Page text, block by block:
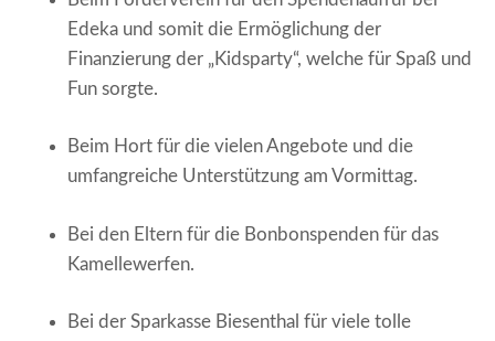
Edeka und somit die Ermöglichung der
Finanzierung der „Kidsparty“, welche für Spaß und
Fun sorgte.
Beim Hort für die vielen Angebote und die
umfangreiche Unterstützung am Vormittag.
Bei den Eltern für die Bonbonspenden für das
Kamellewerfen.
Bei der Sparkasse Biesenthal für viele tolle